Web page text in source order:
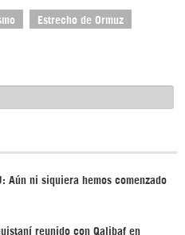
Estrecho de Ormuz
Aún ni siquiera hemos comenzado
reunido con Qalibaf en